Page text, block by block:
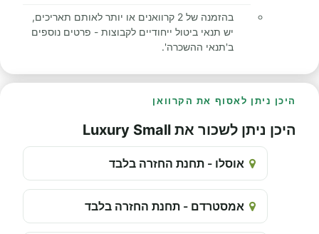
בהזמנה של 2 קרוואנים או יותר לאותם תאריכים,
יש תנאי ביטול ייחודיים לקבוצות - פרטים נוספים
ב'תנאי ההשכרה'.
היכן ניתן לאסוף את הקרוואן
היכן ניתן לשכור את Luxury Small
אוסלו - תחנת החזרה בלבד
אמסטרדם - תחנת החזרה בלבד